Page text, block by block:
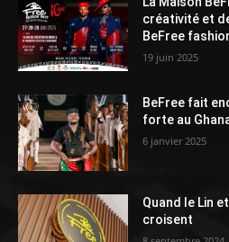
créativité et
BeFree
19 juin 2025
BeFree fait
forte au
6 janvier 2025
Quand le Lin
croisent